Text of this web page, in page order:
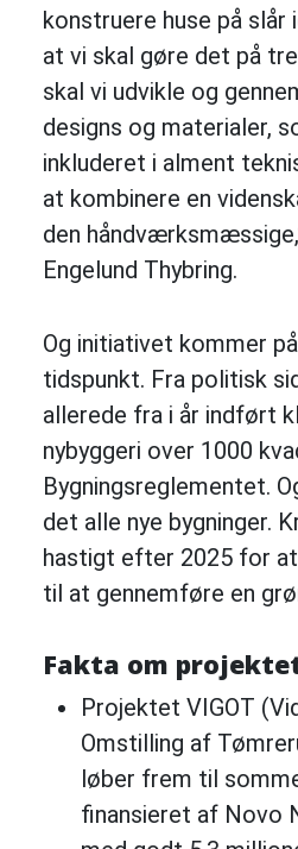
konstruere huse på slår
at vi skal gøre det på
skal vi udvikle og
designs og materialer,
inkluderet i alment
at kombinere en
den
Engelund Thybring.
Og initiativet kommer
tidspunkt. Fra politisk
allerede fra i år indført
nybyggeri over 1000
Bygningsreglementet.
det alle nye bygninger.
hastigt efter 2025 for
til at gennemføre en
Fakta om
Projektet VIGOT
Omstilling af
løber frem til
finansieret af Novo